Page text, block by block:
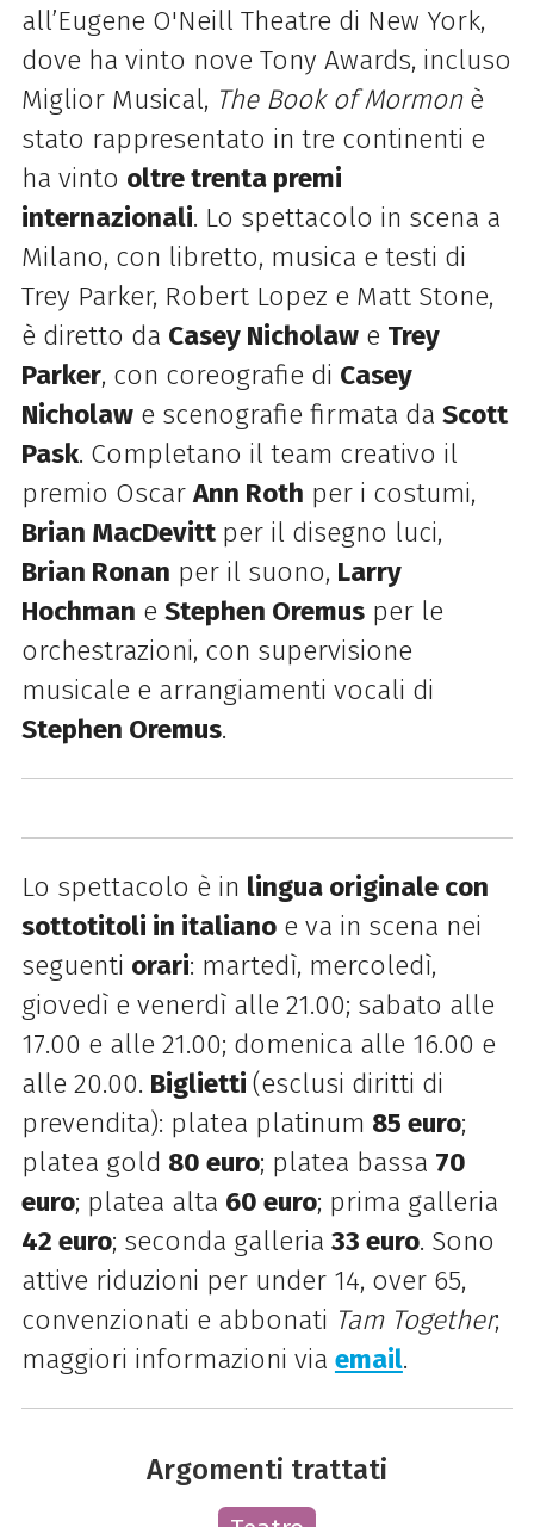
all’Eugene O'Neill Theatre di New York,
dove ha vinto nove Tony Awards, incluso
Miglior Musical, The Book of Mormonè
stato rappresentato in tre continenti e
ha vinto oltre trenta premi
internazionali. Lo spettacolo in scena a
Milano, con libretto, musica e testi di
Trey Parker, Robert Lopez e Matt Stone,
è diretto da Casey Nicholawe Trey
Parker, con coreografie di Casey
Nicholawe scenografie firmata da Scott
Pask. Completano il team creativo il
premio OscarAnn Roth per i costumi,
Brian MacDevitt per il disegno luci,
Brian Ronan per il suono, Larry
Hochman e Stephen Oremusper le
orchestrazioni, con supervisione
musicale e arrangiamenti vocali di
Stephen Oremus.
Lo spettacolo è in lingua originale con
sottotitoli in italianoe va in scena nei
seguenti orari: martedì, mercoledì,
giovedì e venerdì alle 21.00; sabato alle
17.00 e alle 21.00; domenica alle 16.00 e
alle 20.00. Biglietti (esclusi diritti di
prevendita): platea platinum 85 euro;
platea gold 80 euro; platea bassa 70
euro; platea alta 60 euro; prima galleria
42 euro; seconda galleria 33 euro. Sono
attive riduzioni per under 14, over 65,
convenzionati e abbonati Tam Together;
maggiori informazioni via email.
Argomenti trattati